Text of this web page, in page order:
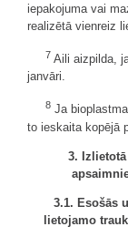
iepakojuma vai
realizētā vienreiz
7 Aili aizpilda,
janvāri.
8 Ja
to ieskaita kopējā
3.
3.1. Esošās
lietojamo